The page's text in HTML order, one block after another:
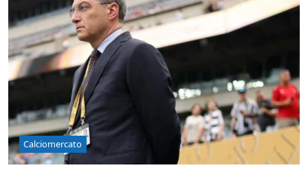
Calciomercato